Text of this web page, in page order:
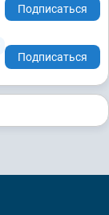
Подписаться
Подписаться